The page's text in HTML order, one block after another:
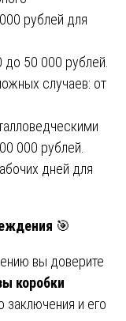
рублей для
до 50 000 рублей.
случаев: от
000 рублей.
дней для
🎯
вы доверите
коробки
заключения и его